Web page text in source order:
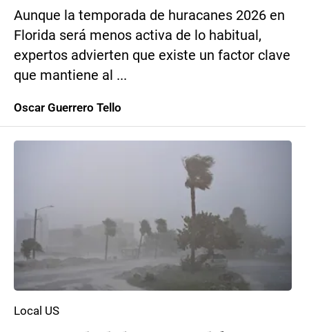
Aunque la temporada de huracanes 2026 en
Florida será menos activa de lo habitual,
expertos advierten que existe un factor clave
que mantiene al ...
Oscar Guerrero Tello
Local US